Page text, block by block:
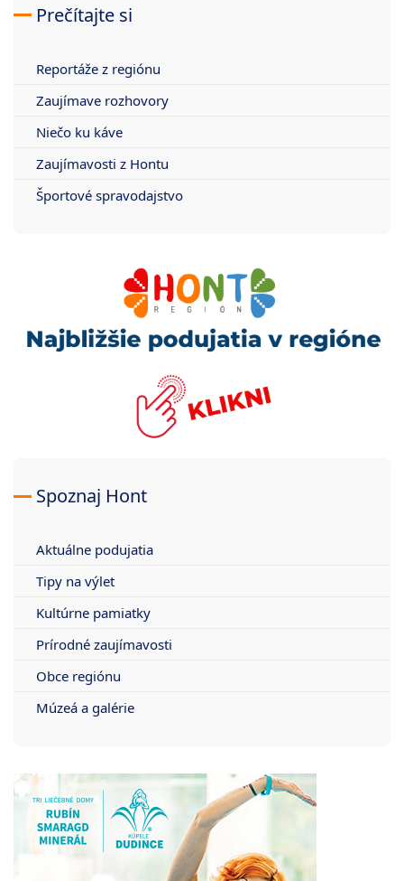
Prečítajte si
Reportáže z regiónu
Zaujímave rozhovory
Niečo ku káve
Zaujímavosti z Hontu
Športové spravodajstvo
Spoznaj Hont
Aktuálne podujatia
Tipy na výlet
Kultúrne pamiatky
Prírodné zaujímavosti
Obce regiónu
Múzeá a galérie